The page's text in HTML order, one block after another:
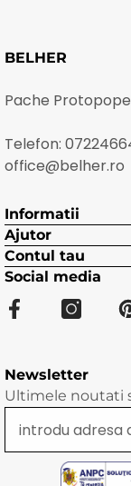
BELHER
Pache
Telefon:
office@belher.ro
Informatii
Ajutor
Contul tau
Social media
Newsletter
Ultimele noutati